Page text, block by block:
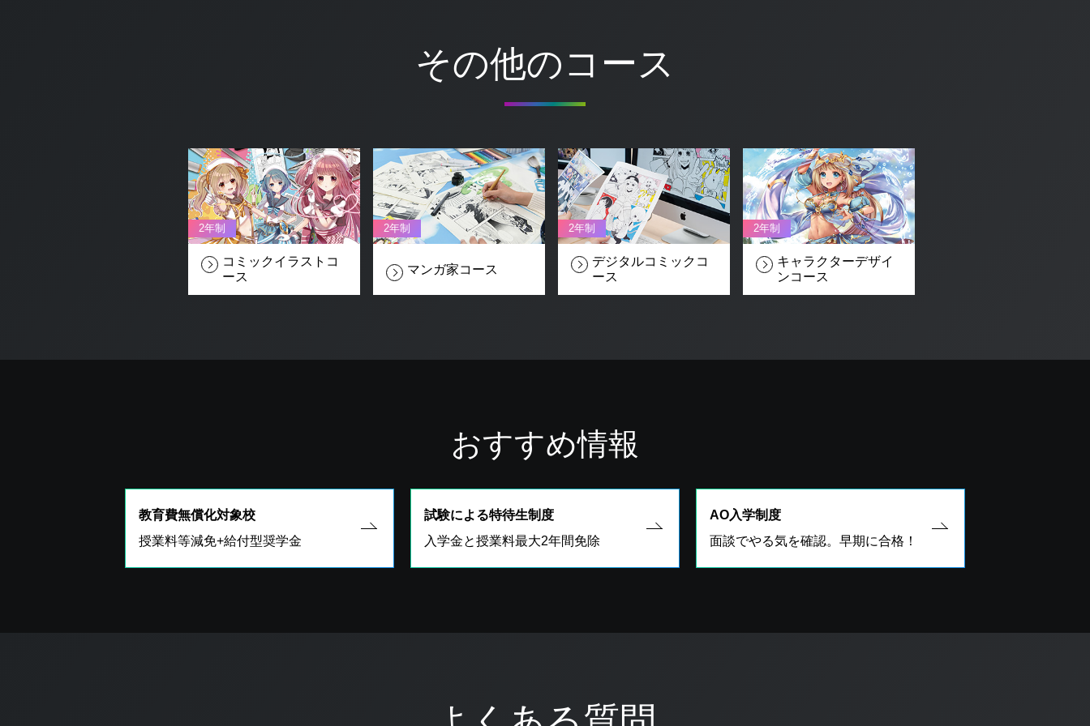
その他のコース
2年制
コミックイラスト コ
ース
2年制
マンガ家コース
2年制
デジタルコミック コ
ース
2年制
キャラクターデザイ
ンコース
おすすめ情報
教育費無償化対象校
授業料等減免+給付型奨学金
試験による特待生制度
入学金と授業料最大2年間免除
AO入学制度
面談でやる気を確認。早期に合格！